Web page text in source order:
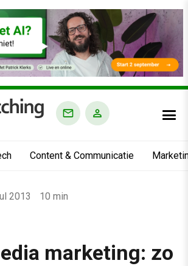
Content & Communicatie
2013
10 min
marketing: zo